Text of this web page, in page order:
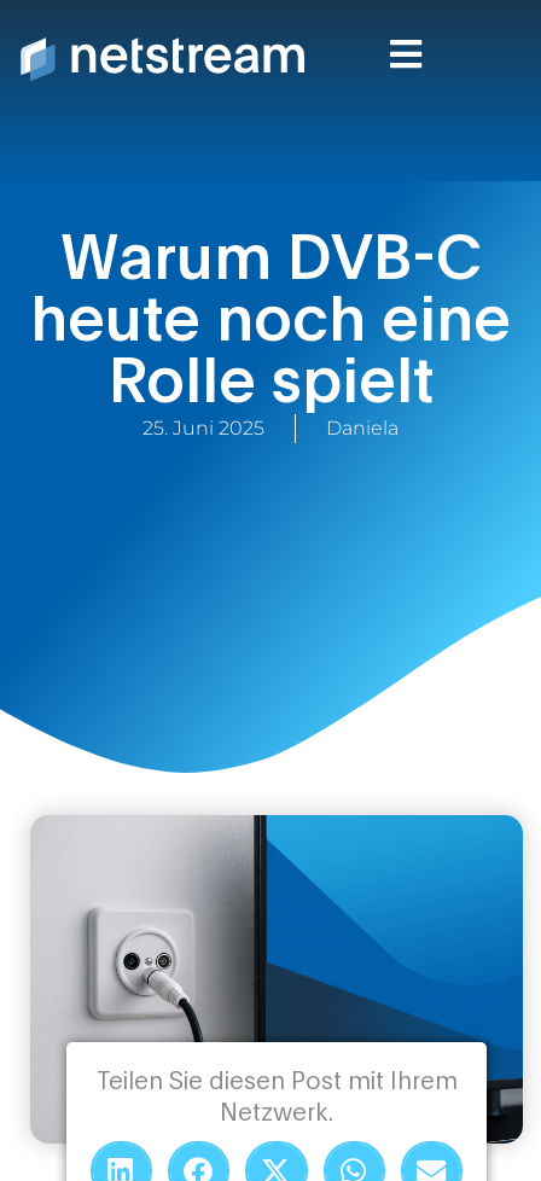
Warum DVB-C
heute noch eine
Rolle spielt
25. Juni 2025 Daniela
Teilen Sie diesen Post mit Ihrem
Netzwerk.